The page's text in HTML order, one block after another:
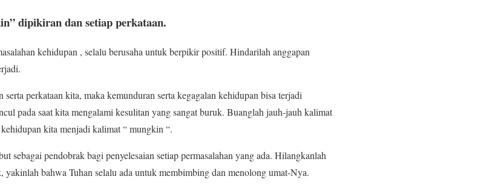
dipikiran dan setiap perkataan.
kehidupan , selalu berusaha untuk berpikir positif. Hindarilah anggapan
perkataan kita, maka kemunduran serta kegagalan kehidupan bisa terjadi
pada saat kita mengalami kesulitan yang sangat buruk. Buanglah jauh-jauh kalimat
kita menjadi kalimat “ mungkin “.
sebagai pendobrak bagi penyelesaian setiap permasalahan yang ada. Hilangkanlah
yakinlah bahwa Tuhan selalu ada untuk membimbing dan menolong umat-Nya.